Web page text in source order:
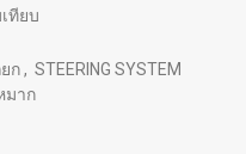
ทียบ
ก, STEERING SYSTEM
มาก